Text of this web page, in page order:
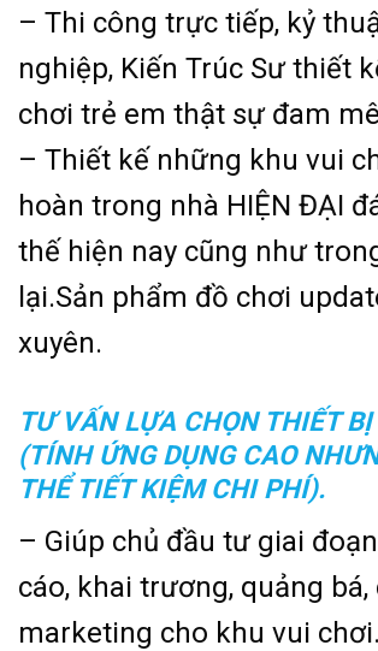
– Thi công trực tiếp, kỷ
nghiệp, Kiến Trúc Sư thiết
chơi trẻ em thật sự đam
– Thiết kế những khu vui
hoàn trong nhà HIỆN ĐẠI
thế hiện nay cũng như
lại.Sản phẩm đồ chơi
xuyên.
TƯ VẤN LỰA CHỌN THIẾT
(TÍNH ỨNG DỤNG CAO
THỂ TIẾT KIỆM CHI PHÍ).
– Giúp chủ đầu tư giai
cáo, khai trương, quảng bá,
marketing cho khu vui chơi.